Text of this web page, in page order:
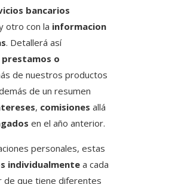
bancarios
otro con la informacion
. Detallerá así
prestamos o
de nuestros productos
de un resumen
, comisiones allá
en el año anterior.
personales, estas
individualmente a cada
de que tiene diferentes